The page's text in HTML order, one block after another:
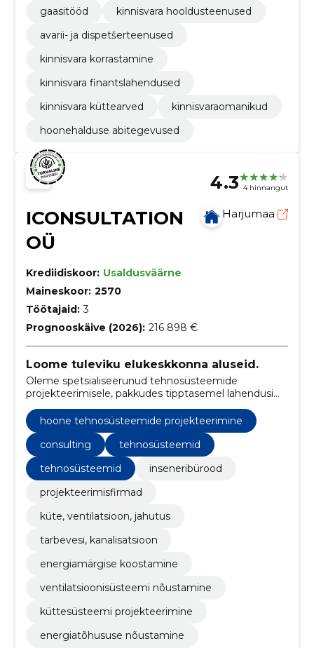
gaasitööd
kinnisvara hooldusteenused
avarii- ja dispetšerteenused
kinnisvara korrastamine
kinnisvara finantslahendused
kinnisvara küttearved
kinnisvaraomanikud
hoonehalduse abitegevused
4.3 4 hinnangut
ICONSULTATION
OÜ
Harjumaa
Krediidiskoor: Usaldusväärne
Maineskoor: 2570
Töötajaid: 3
Prognooskäive (2026): 216 898 €
Loome tuleviku elukeskkonna aluseid.
Oleme spetsialiseerunud tehnosüsteemide
projekteerimisele, pakkudes tipptasemel lahendusi
hoonete soojusvarustuse, kütte, ventilatsiooni,
jahutuse, vee- ja kanalisatsioonisüsteemide ning
automaatikasüsteemide valdkonnas.
hoone tehnosüsteemide projekteerimine
consulting
tehnosüsteemid
tehnosüsteemid
inseneribürood
projekteerimisfirmad
küte, ventilatsioon, jahutus
tarbevesi, kanalisatsioon
energiamärgise koostamine
ventilatsioonisüsteemi nõustamine
küttesüsteemi projekteerimine
energiatõhususe nõustamine